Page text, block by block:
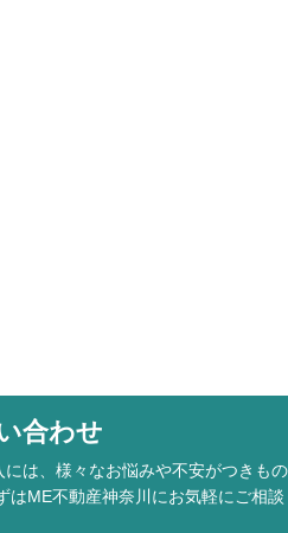
合わせ
は、様々なお悩みや不安がつきも
ME不動産神奈川にお気軽にご相談